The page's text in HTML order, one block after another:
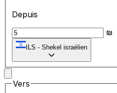
Depuis
₪
ILS - Shekel israélien
Vers